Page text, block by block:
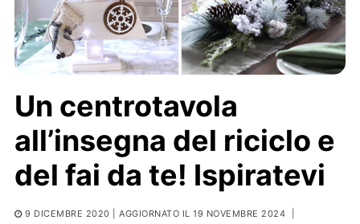
Un centrotavola
all’insegna del riciclo e
del fai da te! Ispiratevi
9 DICEMBRE 2020 | AGGIORNATO IL 19 NOVEMBRE 2024